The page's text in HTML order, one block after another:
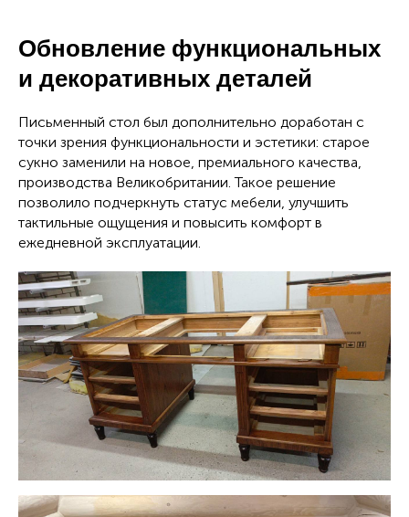
Обновление функциональных
и декоративных деталей
Письменный стол был дополнительно доработан с
точки зрения функциональности и эстетики: старое
сукно заменили на новое, премиального качества,
производства Великобритании. Такое решение
позволило подчеркнуть статус мебели, улучшить
тактильные ощущения и повысить комфорт в
ежедневной эксплуатации.